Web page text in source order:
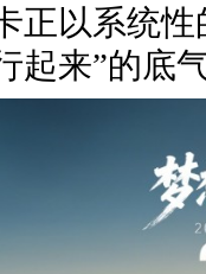
正以系统
起来”的底